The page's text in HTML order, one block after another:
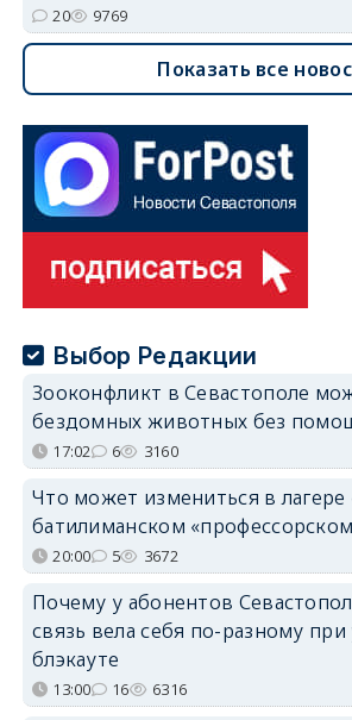
20 9769
Показать все
Выбор Редакции
Зооконфликт в Севастополе
бездомных животных без
17:02 6 3160
Что может измениться в лагере
батилиманском
20:00 5 3672
Почему у абонентов
связь вела себя по-разному
блэкауте
13:00 16 6316